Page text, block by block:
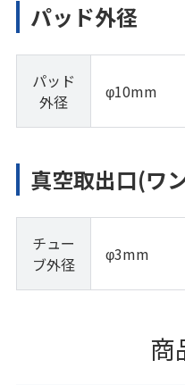
パッド外径
パッド
外径
φ10mm
真空取出口(ワ
チュー
ブ外径
φ3mm
商